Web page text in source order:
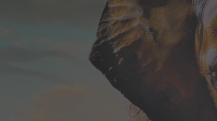
Skip to main content